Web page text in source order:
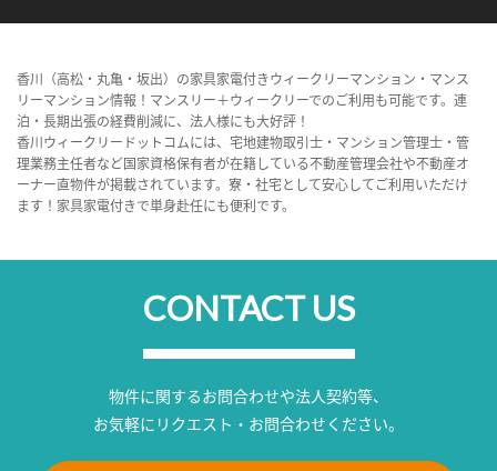
香川（高松・丸亀・坂出）の家具家電付きウィークリーマンション・マンス
リーマンション情報！マンスリー＋ウィークリーでのご利用も可能です。連
泊・長期出張の経費削減に、法人様にも大好評！
香川ウィークリードットコムには、宅地建物取引士・マンション管理士・管
理業務主任者など国家資格保有者が在籍している不動産管理会社や不動産オ
ーナー直物件が掲載されています。寮・社宅として安心してご利用いただけ
ます！家具家電付きで単身赴任にも便利です。
CONTACT US
物件に関するお問合わせや法人契約等、
お気軽にリクエスト・お問合わせください。